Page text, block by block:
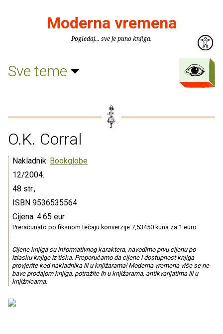
Moderna vremena
Pogledaj... sve je puno knjiga.
Sve teme
O.K. Corral
Nakladnik: Bookglobe
12/2004.
48 str.,
ISBN 9536535564
Cijena: 4.65 eur
Preračunato po fiksnom tečaju konverzije 7,53450 kuna za 1 euro
Cijene knjiga su informativnog karaktera, navodimo prvu cijenu po
izlasku knjige iz tiska. Preporučamo da cijene i dostupnost knjiga
provjerite kod nakladnika ili u knjižarama! Moderna vremena više se ne
bave prodajom knjiga, potražite ih u knjižarama, antikvarijatima ili u
knjižnicama.